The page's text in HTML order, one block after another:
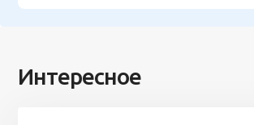
Интересное